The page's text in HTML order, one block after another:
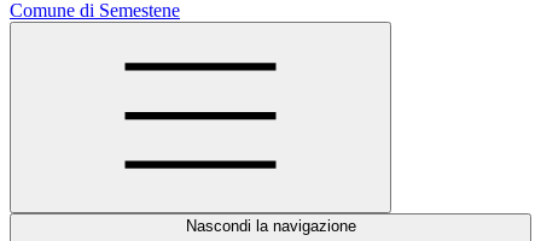
Comune di Semestene
Nascondi la navigazione